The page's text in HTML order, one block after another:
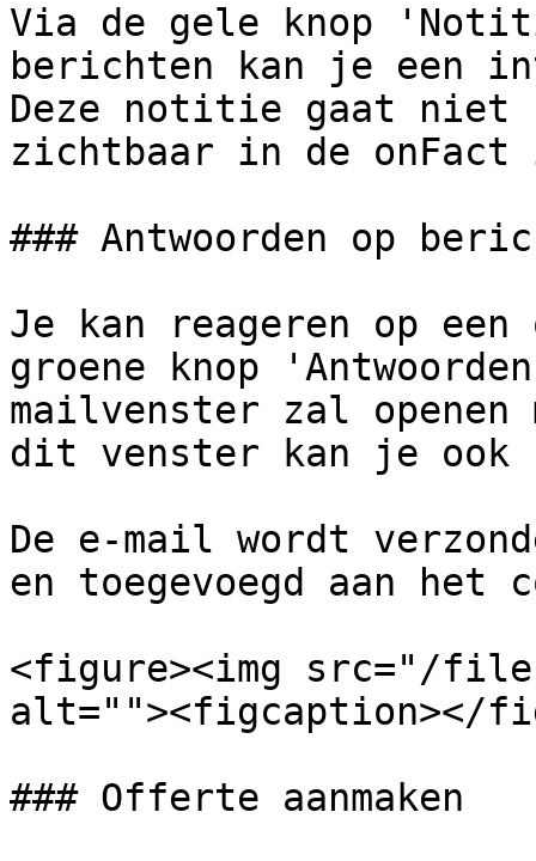
Via de gele knop
berichten kan je een
Deze notitie gaat niet
zichtbaar in de onFact
### Antwoorden op
Je kan reageren op
groene knop
mailvenster zal
dit venster kan je ook
De e-mail wordt
en toegevoegd aan het
<figure><img src="/files/
alt=""><figcaption></
### Offerte aanmaken